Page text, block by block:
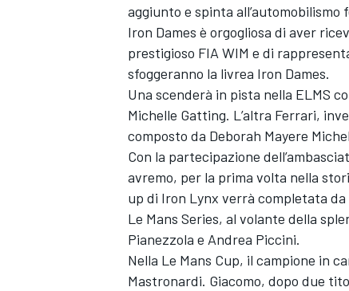
MONOPOSTO
aggiunto e spinta all’automobilismo
Iron Dames è orgogliosa di aver
prestigioso FIA WIM e di
sfoggeranno la livrea Iron Dames.
Una scenderà in pista nella ELMS
Michelle Gatting. L’altra Ferrari,
composto da Deborah Mayere
Con la partecipazione
avremo, per la prima volta nella
up di Iron Lynx verrà completata
Le Mans Series, al volante della
Pianezzola e Andrea Piccini.
Nella Le Mans Cup, il campione in
Mastronardi. Giacomo, dopo due